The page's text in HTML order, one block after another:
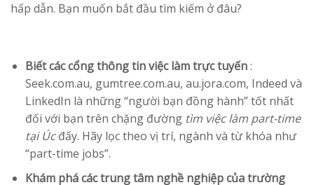
hấp dẫn. Bạn muốn bắt đầu tìm kiếm ở đâu?
Biết các cổng thông tin việc làm trực tuyến:
Seek.com.au, gumtree.com.au, au.jora.com, Indeed và
LinkedIn là những “người bạn đồng hành” tốt nhất
đối với bạn trên chặng đường tìm việc làm part-time
tại Úcđấy. Hãy lọc theo vị trí, ngành và từ khóa như
“part-time jobs”.
Khám phá các trung tâm nghề nghiệp của trường